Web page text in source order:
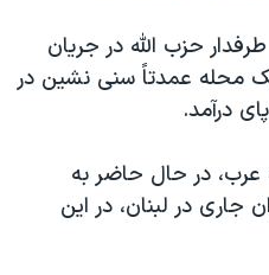
ایران
حزب الله در جريان
محله عمدتاً سنی نشين در
درآمد.
عرب، در حال حاضر به
در لبنان، در اين